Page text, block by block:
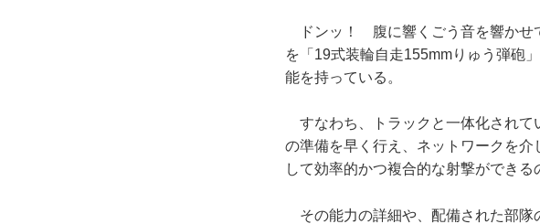
ドンッ！ 腹に響くごう音を響かせ
を「19式装輪自走155mmりゅう弾砲
能を持っている。
すなわち、トラックと一体化されて
の準備を早く行え、ネットワークを
して効率的かつ複合的な射撃ができる
その能力の詳細や、配備された部隊